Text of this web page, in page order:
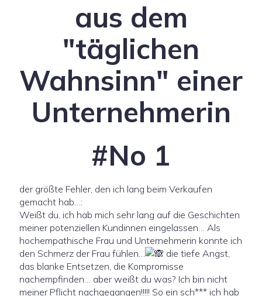
aus dem
"täglichen
Wahnsinn" einer
Unternehmerin
#No 1
der größte Fehler, den ich lang beim Verkaufen
gemacht hab…:
Weißt du, ich hab mich sehr lang auf die Geschichten
meiner potenziellen Kundinnen eingelassen… Als
hochempathische Frau und Unternehmerin konnte ich
den Schmerz der Frau fühlen…
die tiefe Angst,
das blanke Entsetzen, die Kompromisse
nachempfinden… aber weißt du was? Ich bin nicht
meiner Pflicht nachgegangen!!!!! So ein sch*** ich hab